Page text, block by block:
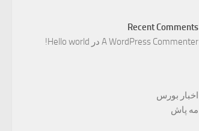
Recent Comments
A WordPress Commenter در Hello world!
اخبار بورس
مه پاش